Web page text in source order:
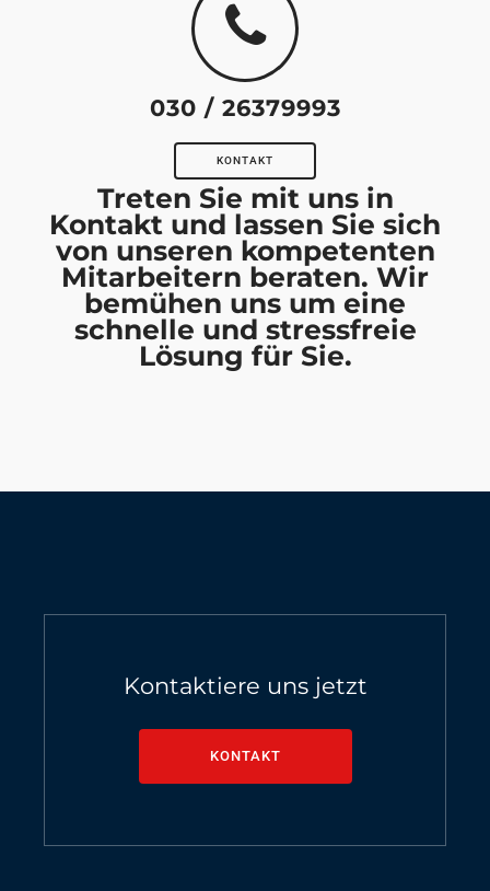
030 / 26379993
KONTAKT
Treten Sie mit uns in
Kontakt und lassen Sie sich
von unseren kompetenten
Mitarbeitern beraten. Wir
bemühen uns um eine
schnelle und stressfreie
Lösung für Sie.
Kontaktiere uns jetzt
KONTAKT